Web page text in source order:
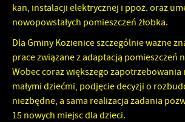
kan, instalacji elektrycznej i ppoż. oraz
nowopowstałych pomieszczeń żłobka.
Dla Gminy Kozienice szczególnie ważne
prace związane z adaptacją pomieszczeń
Wobec coraz większego zapotrzebowania
małymi dziećmi, podjęcie decyzji o
niezbędne, a sama realizacja zadania
15 nowych miejsc dla dzieci.